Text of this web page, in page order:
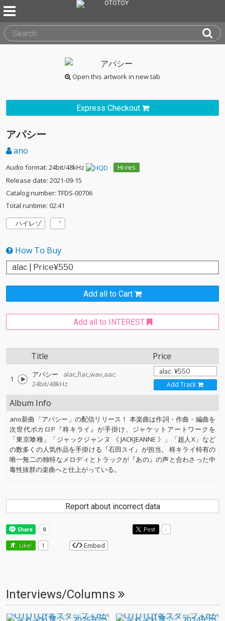
Open this artwork in new tab
Express Checkout
アパシー
ano
Audio format: 24bit/48kHz
Hi-res
Release date: 2021-09-15
Catalog number: TFDS-00706
Total runtime: 02:41
ハイレゾ
How To Buy
Add all to Cart
Add all to INTEREST
Title Price
1 アパシー
alac,flac,wav,aac:
24bit/48kHz
Add Track
Album Info
ano新曲「アパシー」の配信リリース！ 本楽曲は作詞・作曲・編曲を
次世代ボカロP『柊キライ』が手掛け、ジャケットアートワークを
「東京喰種」「ジャックジャンヌ 《 JACKJEANNE 》」「超人X」など
の数多くの人気作品を手掛ける『石田スイ』が担当。 柊キライ特有の
唯一無二の独特なメロディとトラックが『あの』の声と合わさった中
毒性抜群の楽曲へと仕上がっている。
Report about incorrect data
Post -
Like! 1 Embed
Interviews/Columns